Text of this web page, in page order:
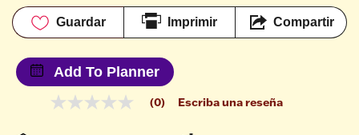
Guardar Imprimir Compartir
Add To Planner
Sin
(0) Escriba una reseña